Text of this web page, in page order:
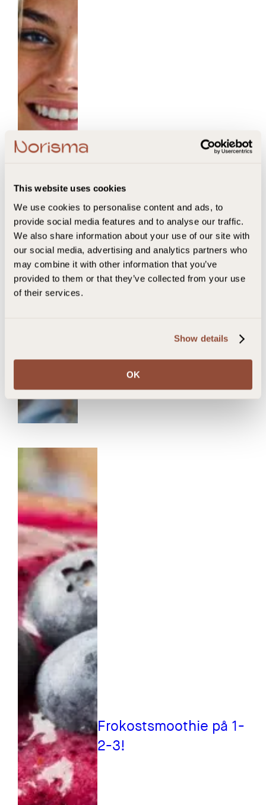
This website uses cookies
We use cookies to personalise content and ads, to
provide social media features and to analyse our traffic.
We also share information about your use of our site with
our social media, advertising and analytics partners who
may combine it with other information that you’ve
provided to them or that they’ve collected from your use
of their services.
Show details
OK
forbedre søvnen din
Frokostsmoothie på 1-
2-3!